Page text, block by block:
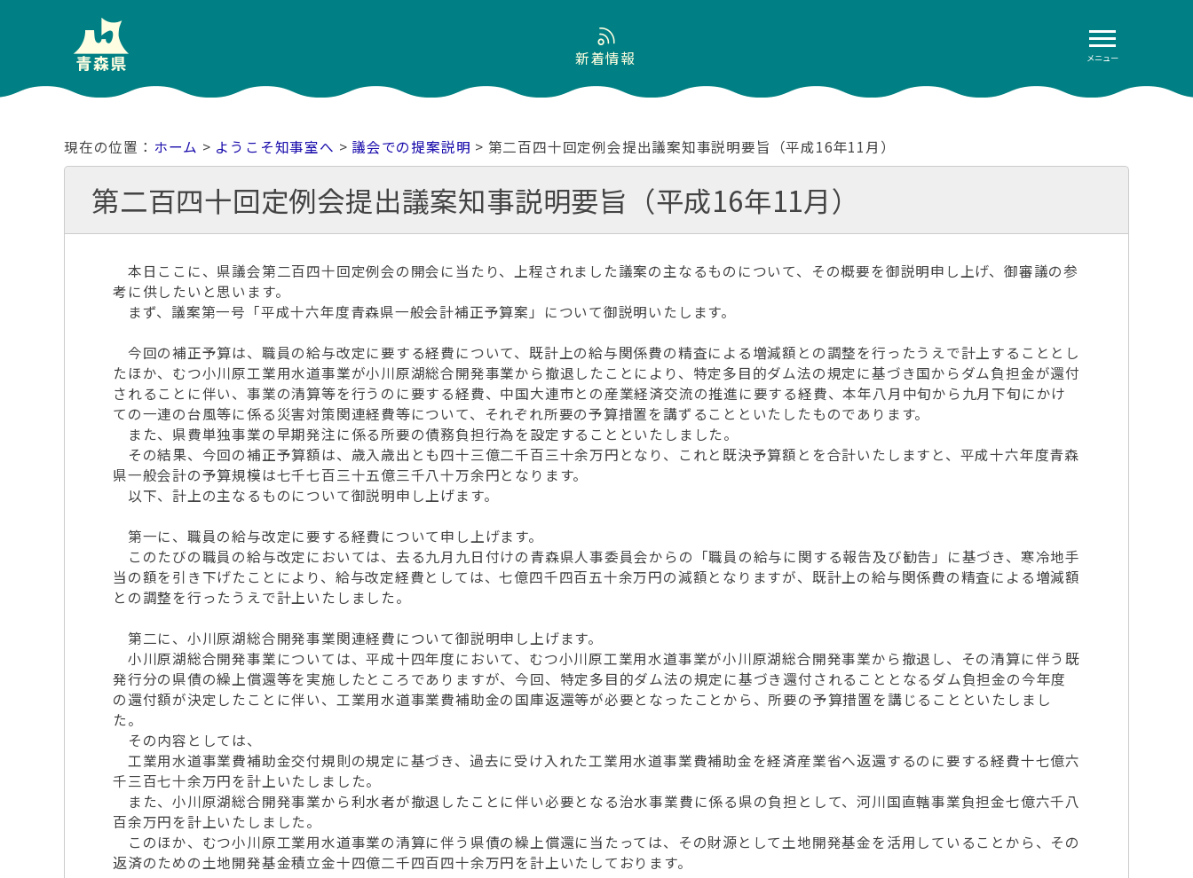
メニュー
新着情報
ホーム > ようこそ知事室へ > 議会での提案説明 > 第二百四十回定例会提出議案知事説明要旨（平成16年11月）
第二百四十回定例会提出議案知事説明要旨（平成16年11月）
本日ここに、県議会第二百四十回定例会の開会に当たり、上程されました議案の主なるものについて、その概要を御説明申し上げ、御審議の参
考に供したいと思います。
まず、議案第一号「平成十六年度青森県一般会計補正予算案」について御説明いたします。
今回の補正予算は、職員の給与改定に要する経費について、既計上の給与関係費の精査による増減額との調整を行ったうえで計上することとし
たほか、むつ小川原工業用水道事業が小川原湖総合開発事業から撤退したことにより、特定多目的ダム法の規定に基づき国からダム負担金が還付
されることに伴い、事業の清算等を行うのに要する経費、中国大連市との産業経済交流の推進に要する経費、本年八月中旬から九月下旬にかけ
ての一連の台風等に係る災害対策関連経費等について、それぞれ所要の予算措置を講ずることといたしたものであります。
また、県費単独事業の早期発注に係る所要の債務負担行為を設定することといたしました。
その結果、今回の補正予算額は、歳入歳出とも四十三億二千百三十余万円となり、これと既決予算額とを合計いたしますと、平成十六年度青森
県一般会計の予算規模は七千七百三十五億三千八十万余円となります。
以下、計上の主なるものについて御説明申し上げます。
第一に、職員の給与改定に要する経費について申し上げます。
このたびの職員の給与改定においては、去る九月九日付けの青森県人事委員会からの「職員の給与に関する報告及び勧告」に基づき、寒冷地手
当の額を引き下げたことにより、給与改定経費としては、七億四千四百五十余万円の減額となりますが、既計上の給与関係費の精査による増減額
との調整を行ったうえで計上いたしました。
第二に、小川原湖総合開発事業関連経費について御説明申し上げます。
小川原湖総合開発事業については、平成十四年度において、むつ小川原工業用水道事業が小川原湖総合開発事業から撤退し、その清算に伴う既
発行分の県債の繰上償還等を実施したところでありますが、今回、特定多目的ダム法の規定に基づき還付されることとなるダム負担金の今年度
の還付額が決定したことに伴い、工業用水道事業費補助金の国庫返還等が必要となったことから、所要の予算措置を講じることといたしまし
た。
その内容としては、
工業用水道事業費補助金交付規則の規定に基づき、過去に受け入れた工業用水道事業費補助金を経済産業省へ返還するのに要する経費十七億六
千三百七十余万円を計上いたしました。
また、小川原湖総合開発事業から利水者が撤退したことに伴い必要となる治水事業費に係る県の負担として、河川国直轄事業負担金七億六千八
百余万円を計上いたしました。
このほか、むつ小川原工業用水道事業の清算に伴う県債の繰上償還に当たっては、その財源として土地開発基金を活用していることから、その
返済のための土地開発基金積立金十四億二千四百四十余万円を計上いたしております。